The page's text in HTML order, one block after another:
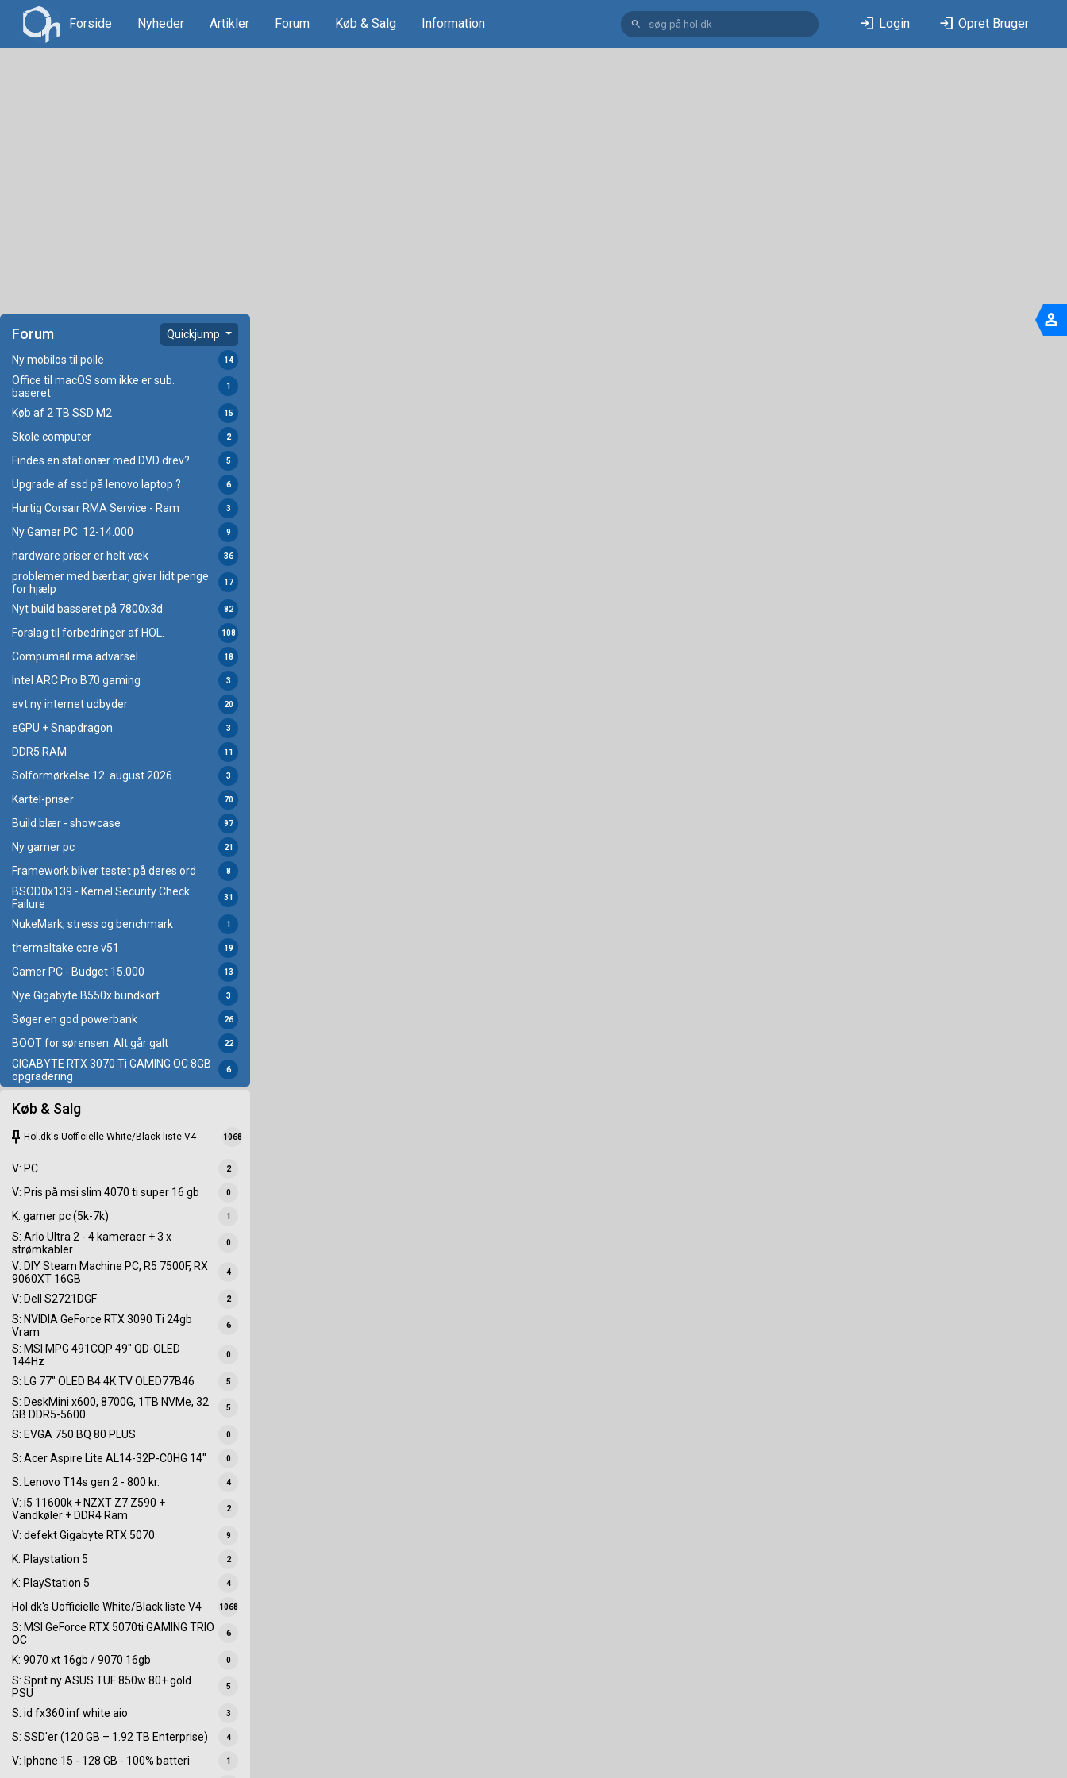
Forside Nyheder Artikler Forum Køb & Salg Information search login Login login Opret Bruger
Forum Quickjump
Ny mobilos til polle 14
Office til macOS som ikke er sub.
baseret
1
Køb af 2 TB SSD M2 15
Skole computer 2
Findes en stationær med DVD drev? 5
Upgrade af ssd på lenovo laptop ? 6
Hurtig Corsair RMA Service - Ram 3
Ny Gamer PC. 12-14.000 9
hardware priser er helt væk 36
problemer med bærbar, giver lidt penge
for hjælp
17
Nyt build basseret på 7800x3d 82
Forslag til forbedringer af HOL. 108
Compumail rma advarsel 18
Intel ARC Pro B70 gaming 3
evt ny internet udbyder 20
eGPU + Snapdragon 3
DDR5 RAM 11
Solformørkelse 12. august 2026 3
Kartel-priser 70
Build blær - showcase 97
Ny gamer pc 21
Framework bliver testet på deres ord 8
BSOD0x139 - Kernel Security Check
Failure
31
NukeMark, stress og benchmark 1
thermaltake core v51 19
Gamer PC - Budget 15.000 13
Nye Gigabyte B550x bundkort 3
Søger en god powerbank 26
BOOT for sørensen. Alt går galt 22
GIGABYTE RTX 3070 Ti GAMING OC 8GB
opgradering
6
Køb & Salg
keep Hol.dk's Uofficielle White/Black liste V4 1068
V: PC 2
V: Pris på msi slim 4070 ti super 16 gb 0
K: gamer pc (5k-7k) 1
S: Arlo Ultra 2 - 4 kameraer + 3 x
strømkabler
0
V: DIY Steam Machine PC, R5 7500F, RX
9060XT 16GB
4
V: Dell S2721DGF 2
S: NVIDIA GeForce RTX 3090 Ti 24gb
Vram
6
S: MSI MPG 491CQP 49" QD-OLED
144Hz
0
S: LG 77" OLED B4 4K TV OLED77B46 5
S: DeskMini x600, 8700G, 1TB NVMe, 32
GB DDR5-5600
5
S: EVGA 750 BQ 80 PLUS 0
S: Acer Aspire Lite AL14-32P-C0HG 14" 0
S: Lenovo T14s gen 2 - 800 kr. 4
V: i5 11600k + NZXT Z7 Z590 +
Vandkøler + DDR4 Ram
2
V: defekt Gigabyte RTX 5070 9
K: Playstation 5 2
K: PlayStation 5 4
Hol.dk's Uofficielle White/Black liste V4 1068
S: MSI GeForce RTX 5070ti GAMING TRIO
OC
6
K: 9070 xt 16gb / 9070 16gb 0
S: Sprit ny ASUS TUF 850w 80+ gold
PSU
5
S: id fx360 inf white aio 3
S: SSD'er (120 GB – 1.92 TB Enterprise) 4
V: Iphone 15 - 128 GB - 100% batteri 1
person